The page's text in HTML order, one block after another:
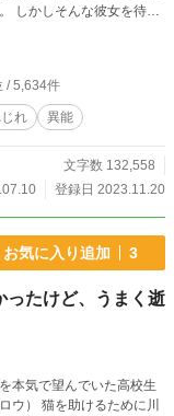
しかしそんな彼女を待っ
/ 5,634件
れ 異能
文字数 132,558
登録日 2023.11.20
お気に入り追加 3
たけど、うまく逝
本気で望んでいた高校生
めに川